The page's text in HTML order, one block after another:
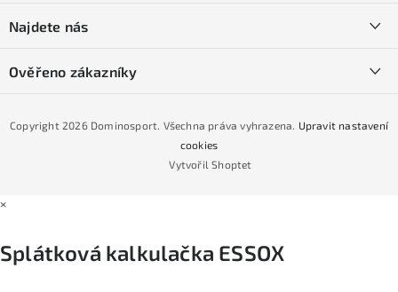
Obchodní podmínky
Podmínky GDPR
Podmínky nákupu na splátky ESSOX
Naše prodejna
Najdete nás
Ověřeno zákazníky
Vytvořil Shoptet
Copyright 2026 Dominosport. Všechna práva vyhrazena. Upravit nastavení
cookies
×
Splátková kalkulačka ESSOX